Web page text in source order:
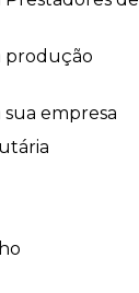
produção
empresa